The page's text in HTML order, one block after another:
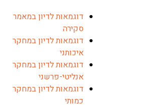
דוגמאות לדיון במאמר
סקירה
דוגמאות לדיון במחקר
איכותני
דוגמאות לדיון במחקר
אנליטי-פרשני
דוגמאות לדיון במחקר
כמותי